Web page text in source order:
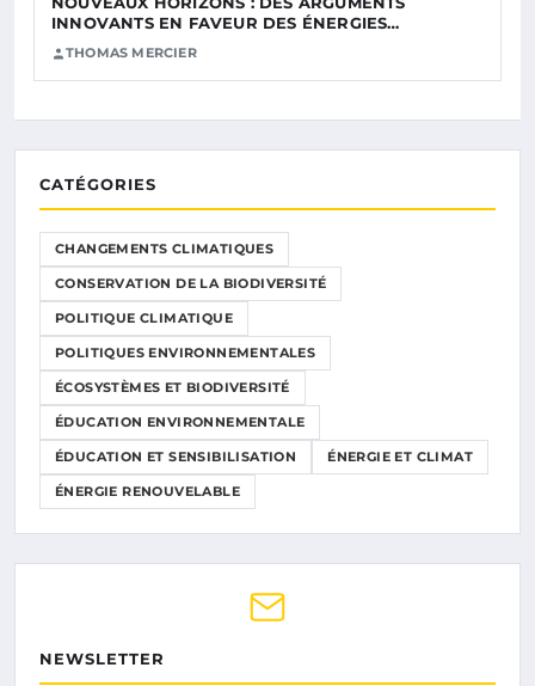
INNOVANTS EN FAVEUR DES ÉNERGIES…
THOMAS MERCIER
CATÉGORIES
CHANGEMENTS CLIMATIQUES
CONSERVATION DE LA BIODIVERSITÉ
POLITIQUE CLIMATIQUE
POLITIQUES ENVIRONNEMENTALES
ÉCOSYSTÈMES ET BIODIVERSITÉ
ÉDUCATION ENVIRONNEMENTALE
ÉDUCATION ET SENSIBILISATION ÉNERGIE ET CLIMAT
ÉNERGIE RENOUVELABLE
NEWSLETTER